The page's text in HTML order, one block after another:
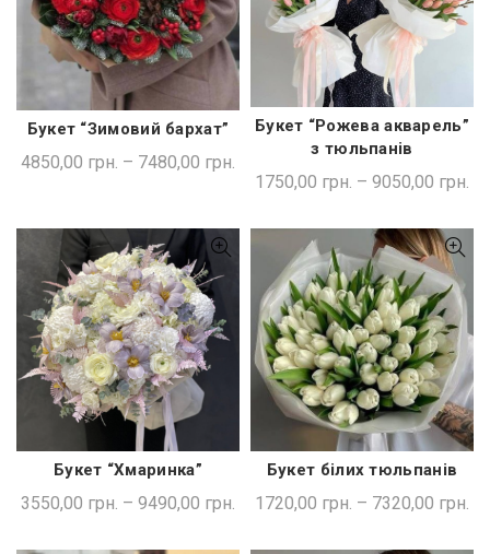
ШВИДКА ПОКУПКА
Букет “Зимовий бархат”
4850,00 грн. – 7480,00 грн.
ШВИДКА ПОКУПКА
Букет “Рожева акварель”
з тюльпанів
1750,00 грн. – 9050,00 грн.
ШВИДКА ПОКУПКА
Букет “Хмаринка”
3550,00 грн. – 9490,00 грн.
ШВИДКА ПОКУПКА
Букет білих тюльпанів
1720,00 грн. – 7320,00 грн.